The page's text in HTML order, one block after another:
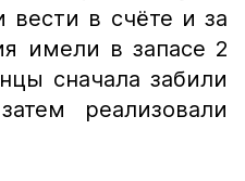
вести в счёте и за
имели в запасе 2
сначала забили
реализовали